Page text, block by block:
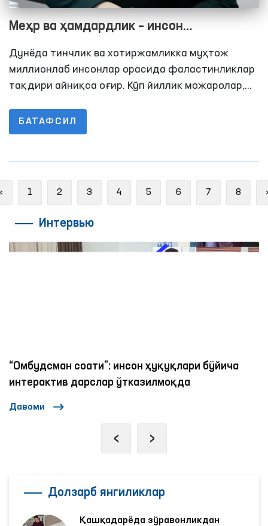
Меҳр ва ҳамдардлик – инсон
ҳуқуқларининг юксак ифодаси
Дунёда тинчлик ва хотиржамликка муҳтож
миллионлаб инсонлар орасида фаластинликлар
тақдири айниқса оғир. Кўп йиллик можаролар,
натижасида минглаб оилалар уй-жойидан, тинч
ҳаётидан айрилган
БАТАФСИЛ
Previous
1 2 3 4 5 6 7 8
Интервью
“Омбудсман соати”: инсон ҳуқуқлари бўйича
интерактив дарслар ўтказилмоқда
Давоми
‹ ›
Долзарб янгиликлар
Қашқадарёда зўравонликдан